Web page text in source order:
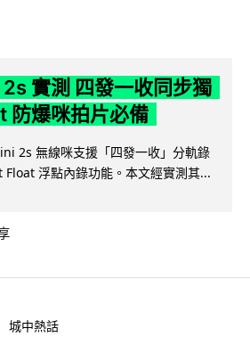
實測 四發一收同步獨
防爆咪拍片必備
2s 無線咪支援「四發一收」分軌錄
浮點內錄功能。本文經實測其...
城中熱話